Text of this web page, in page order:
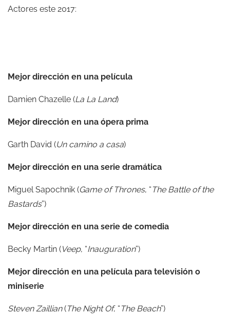
Actores este 2017:
Mejor dirección en una película
Damien Chazelle (La La Land)
Mejor dirección en una ópera prima
Garth David (Un camino a casa)
Mejor dirección en una serie dramática
Miguel Sapochnik (Game of Thrones, “ The Battle of the
Bastards”)
Mejor dirección en una serie de comedia
Becky Martin (Veep, “Inauguration”)
Mejor dirección en una película para televisión o
miniserie
Steven Zaillian(The Night Of, “ The Beach”)